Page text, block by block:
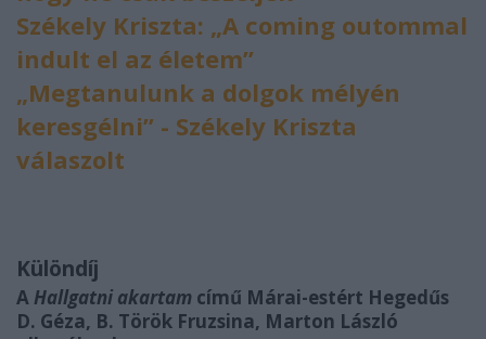
Székely Kriszta: „A coming outommal
indult el az életem”
„Megtanulunk a dolgok mélyén
keresgélni” - Székely Kriszta
válaszolt
Különdíj
A Hallgatni akartam című Márai-estért Hegedűs
D. Géza, B. Török Fruzsina, Marton László